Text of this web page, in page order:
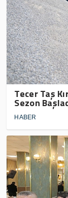
Tecer Taş
Sezon
HABER